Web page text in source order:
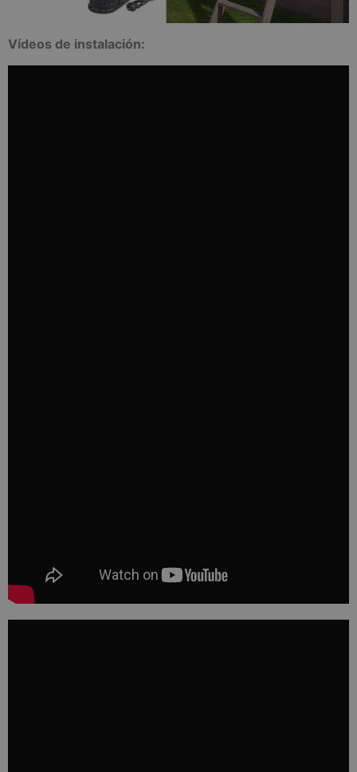
Vídeos de instalación: